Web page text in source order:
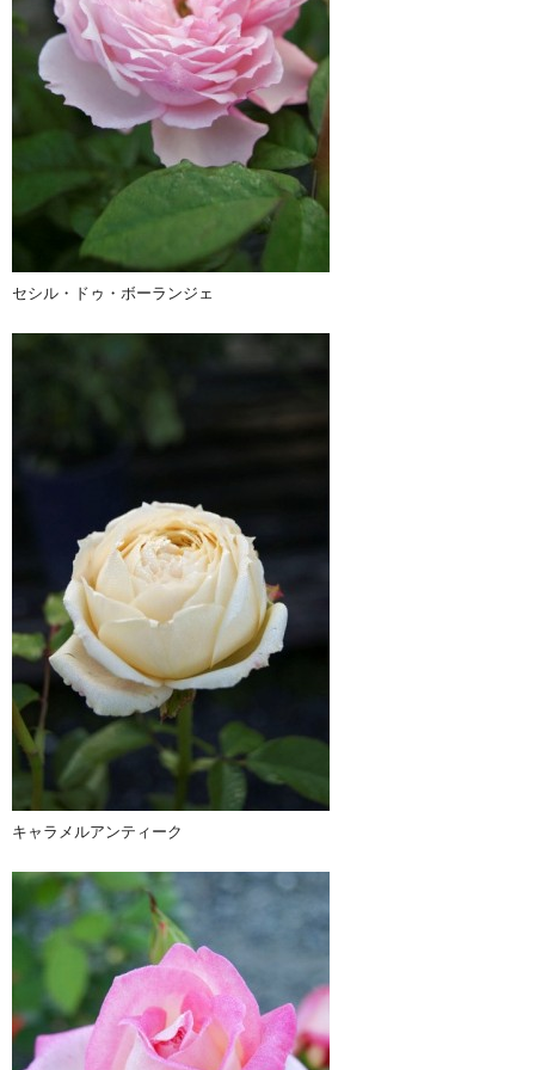
セシル・ドゥ・ボーランジェ
キャラメルアンティーク